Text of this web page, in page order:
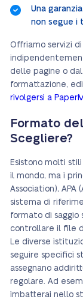
Una
non segue i
Offriamo servizi
delle pagine o
formattazione,
rivolgersi a
Formato
Scegliere?
Esistono molti
il mondo, ma i
Association), APA
sistema di
formato di saggio
controllare il file
Le diverse
seguire specifici
assegnano
regolare. Ad
imbatterai nello